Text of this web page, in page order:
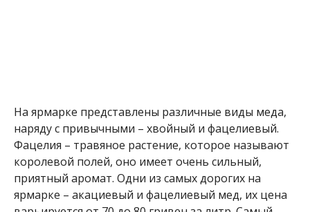
королевой полей, оно имеет очень сильный,
приятный аромат. Одни из самых дорогих на
ярмарке – акациевый и фацелиевый мед, их цена
варьируется от 70 до 80 гривен за литр. Самый
дешевый – от 45 до 50 гривен за литр.